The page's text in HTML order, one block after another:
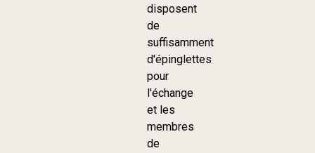
disposent
de
suffisamment
d'épinglettes
pour
l'échange
et les
membres
de